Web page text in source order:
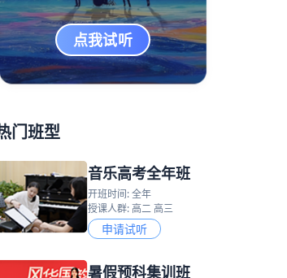
点我试听
门班型
音乐高考全年班
开班时间: 全年
授课人群: 高二 高三
申请试听
暑假预科集训班